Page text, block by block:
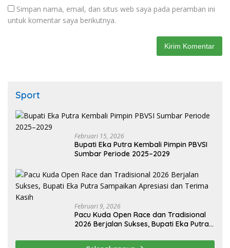
Simpan nama, email, dan situs web saya pada peramban ini
untuk komentar saya berikutnya.
Sport
Februari 15, 2026
Bupati Eka Putra Kembali Pimpin PBVSI
Sumbar Periode 2025–2029
Februari 9, 2026
Pacu Kuda Open Race dan Tradisional
2026 Berjalan Sukses, Bupati Eka Putra